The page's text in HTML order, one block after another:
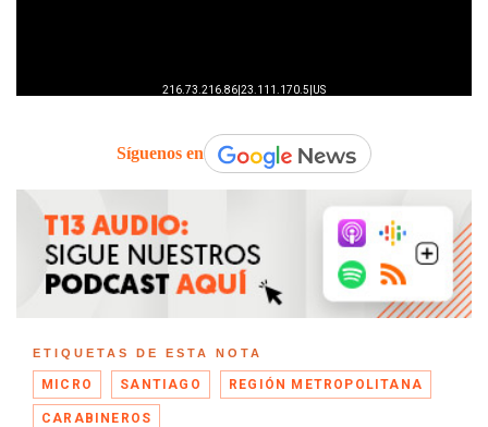
Síguenos en
ETIQUETAS DE ESTA NOTA
MICRO SANTIAGO REGIÓN METROPOLITANA
CARABINEROS